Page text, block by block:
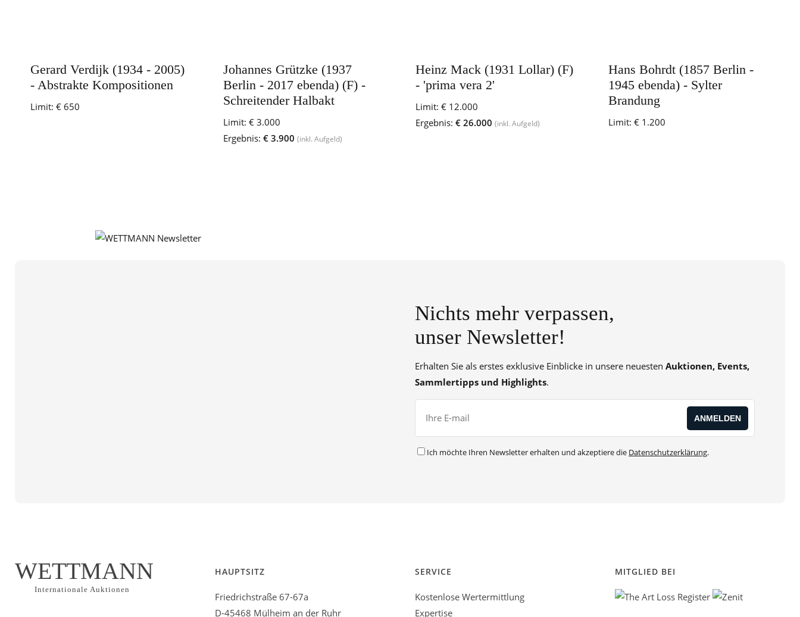
Gerard Verdijk (1934 - 2005)
- Abstrakte Kompositionen
Limit: € 650
Johannes Grützke (1937
Berlin - 2017 ebenda) (F) -
Schreitender Halbakt
Limit: € 3.000
Ergebnis: € 3.900 (inkl. Aufgeld)
Heinz Mack (1931 Lollar) (F)
- 'prima vera 2'
Limit: € 12.000
Ergebnis: € 26.000 (inkl. Aufgeld)
Hans Bohrdt (1857 Berlin -
1945 ebenda) - Sylter
Brandung
Limit: € 1.200
Nichts mehr verpassen,
unser Newsletter!
Erhalten Sie als erstes exklusive Einblicke in unsere neuesten Auktionen, Events,
Sammlertipps und Highlights.
Ich möchte Ihren Newsletter erhalten und akzeptiere die Datenschutzerklärung.
WETTMANN
Internationale Auktionen
HAUPTSITZ
Friedrichstraße 67-67a
D-45468 Mülheim an der Ruhr
SERVICE
Kostenlose Wertermittlung
Expertise
MITGLIED BEI